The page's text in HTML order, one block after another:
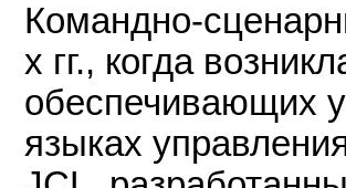
Командно-
х гг., когда
обеспечивающих
языках